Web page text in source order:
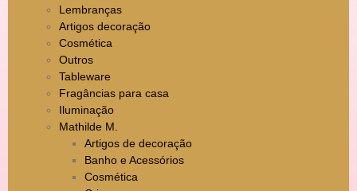
Lembranças
Artigos decoração
Cosmética
Outros
Tableware
Fragâncias para casa
Iluminação
Mathilde M.
Artigos de decoração
Banho e Acessórios
Cosmética